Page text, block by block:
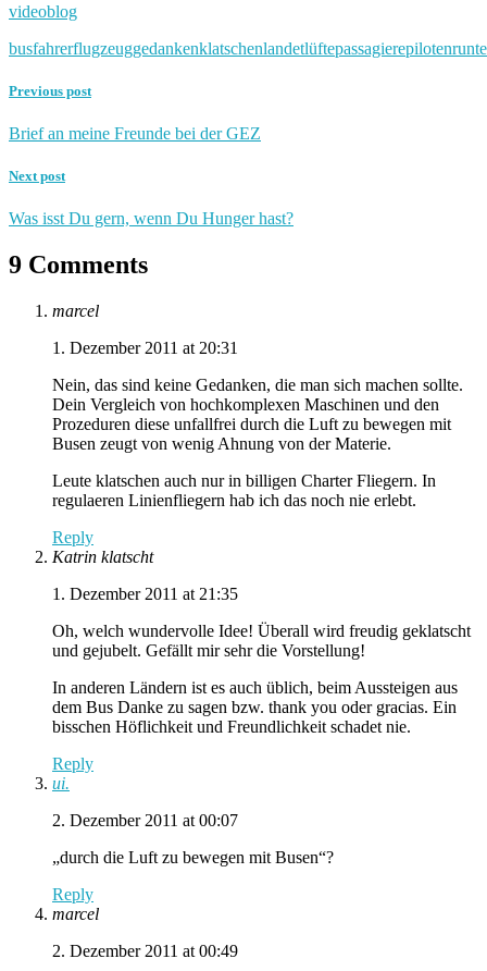
videoblog
busfahrerflugzeuggedankenklatschenlandetlüftepassagierepiloten
Previous post
Brief an meine Freunde bei der GEZ
Next post
Was isst Du gern, wenn Du Hunger hast?
9 Comments
marcel
1. Dezember 2011 at 20:31
Nein, das sind keine Gedanken, die man sich machen sollte.
Dein Vergleich von hochkomplexen Maschinen und den
Prozeduren diese unfallfrei durch die Luft zu bewegen mit
Busen zeugt von wenig Ahnung von der Materie.
Leute klatschen auch nur in billigen Charter Fliegern. In
regulaeren Linienfliegern hab ich das noch nie erlebt.
Reply
Katrin klatscht
1. Dezember 2011 at 21:35
Oh, welch wundervolle Idee! Überall wird freudig geklatscht
und gejubelt. Gefällt mir sehr die Vorstellung!
In anderen Ländern ist es auch üblich, beim Aussteigen aus
dem Bus Danke zu sagen bzw. thank you oder gracias. Ein
bisschen Höflichkeit und Freundlichkeit schadet nie.
Reply
ui.
2. Dezember 2011 at 00:07
„durch die Luft zu bewegen mit Busen“?
Reply
marcel
2. Dezember 2011 at 00:49